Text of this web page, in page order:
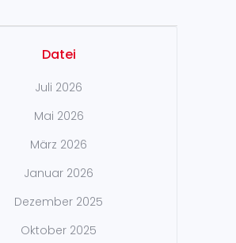
Datei
Juli 2026
Mai 2026
März 2026
Januar 2026
Dezember 2025
Oktober 2025